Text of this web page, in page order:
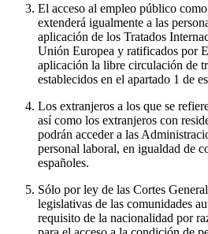
El acceso al empleo público
extenderá igualmente a las
aplicación de los Tratados
Unión Europea y ratificados por
aplicación la libre circulación de
establecidos en el apartado 1 de
Los extranjeros a los que se
así como los extranjeros con
podrán acceder a las
personal laboral, en igualdad de
españoles.
Sólo por ley de las Cortes
legislativas de las comunidades
requisito de la nacionalidad por